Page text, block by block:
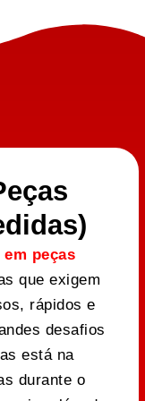
peças
que exigem
rápidos e
desafios
está na
durante o